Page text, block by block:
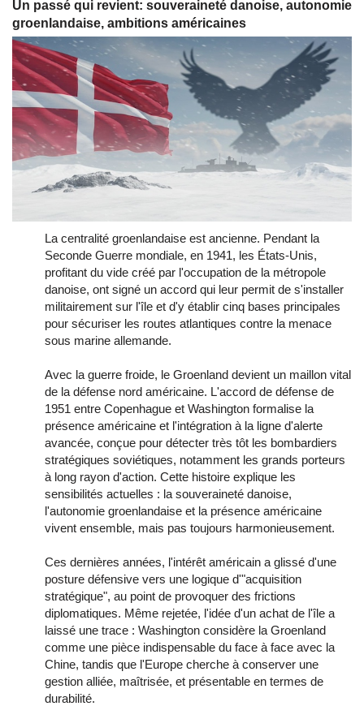
Un passé qui revient: souveraineté danoise, autonomie
groenlandaise, ambitions américaines
La centralité groenlandaise est ancienne. Pendant la
Seconde Guerre mondiale, en 1941, les États-Unis,
profitant du vide créé par l'occupation de la métropole
danoise, ont signé un accord qui leur permit de s'installer
militairement sur l'île et d'y établir cinq bases principales
pour sécuriser les routes atlantiques contre la menace
sous marine allemande.
Avec la guerre froide, le Groenland devient un maillon vital
de la défense nord américaine. L'accord de défense de
1951 entre Copenhague et Washington formalise la
présence américaine et l'intégration à la ligne d'alerte
avancée, conçue pour détecter très tôt les bombardiers
stratégiques soviétiques, notamment les grands porteurs
à long rayon d'action. Cette histoire explique les
sensibilités actuelles : la souveraineté danoise,
l'autonomie groenlandaise et la présence américaine
vivent ensemble, mais pas toujours harmonieusement.
Ces dernières années, l'intérêt américain a glissé d'une
posture défensive vers une logique d'"acquisition
stratégique", au point de provoquer des frictions
diplomatiques. Même rejetée, l'idée d'un achat de l'île a
laissé une trace : Washington considère la Groenland
comme une pièce indispensable du face à face avec la
Chine, tandis que l'Europe cherche à conserver une
gestion alliée, maîtrisée, et présentable en termes de
durabilité.